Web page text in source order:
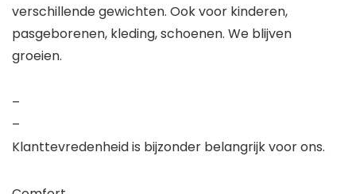
verschillende gewichten. Ook voor kinderen,
pasgeborenen, kleding, schoenen. We blijven
groeien.
–
–
Klanttevredenheid is bijzonder belangrijk voor ons.